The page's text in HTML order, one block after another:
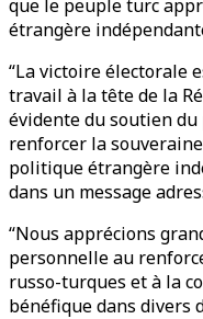
que le peuple turc
étrangère
“La victoire électorale
travail à la tête de la
évidente du soutien
renforcer la
politique étrangère
dans un message
“Nous apprécions
personnelle au
russo-turques et à la
bénéfique dans divers